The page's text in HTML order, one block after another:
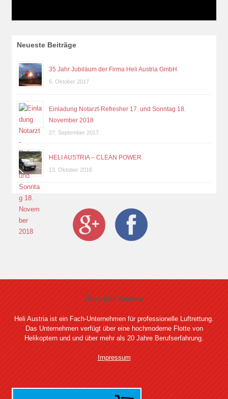
Neueste Beiträge
35 Jahr Jubiläum der Firma Heli Austria GmbH
6. Oktober 2017
Einladung Notarzt-Refresher 17. und Sonntag 18.
November 2018
27. September 2017
HELI AUSTRIA – CLEAN POWER
13. Oktober 2016
Über Heli Austria
Heli Austria ist ein Fach-Unternehmen für professionelle Luftrettung.
Das Unternehmen verfügt über eine hochmoderne Flotte von
Helikoptern und und über mehr als 20 Jahre Berufserfahrung.
Impressum